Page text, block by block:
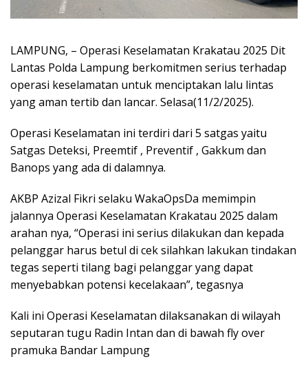
LAMPUNG, – Operasi Keselamatan Krakatau 2025 Dit
Lantas Polda Lampung berkomitmen serius terhadap
operasi keselamatan untuk menciptakan lalu lintas
yang aman tertib dan lancar. Selasa(11/2/2025).
Operasi Keselamatan ini terdiri dari 5 satgas yaitu
Satgas Deteksi, Preemtif , Preventif , Gakkum dan
Banops yang ada di dalamnya.
AKBP Azizal Fikri selaku WakaOpsDa memimpin
jalannya Operasi Keselamatan Krakatau 2025 dalam
arahan nya, “Operasi ini serius dilakukan dan kepada
pelanggar harus betul di cek silahkan lakukan tindakan
tegas seperti tilang bagi pelanggar yang dapat
menyebabkan potensi kecelakaan”, tegasnya
Kali ini Operasi Keselamatan dilaksanakan di wilayah
seputaran tugu Radin Intan dan di bawah fly over
pramuka Bandar Lampung